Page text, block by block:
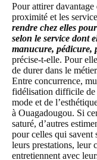
Pour attirer davantage
proximité et les
rendre chez elles
selon le service dont
manucure, pédicure,
précise-t-elle. Pour
de durer dans le
Entre concurrence,
fidélisation difficile de
mode et de
à Ouagadougou. Si
saturé, d’autres
pour celles qui savent
leurs prestations, leur
entretiennent avec